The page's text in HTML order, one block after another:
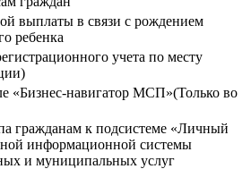
выплаты в связи с рождением
ребенка
учета по месту
«Бизнес-навигатор МСП»(Только во
гражданам к подсистеме «Личный
информационной системы
и муниципальных услуг